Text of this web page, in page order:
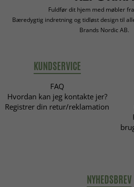
Fuldfør dit hjem med møbler
Bæredygtig indretning og tidløst design til
Brands Nordic AB.
KUNDSERVICE
FAQ
Hvordan kan jeg kontakte jer?
Registrer din retur/reklamation
NYHEDSBREV